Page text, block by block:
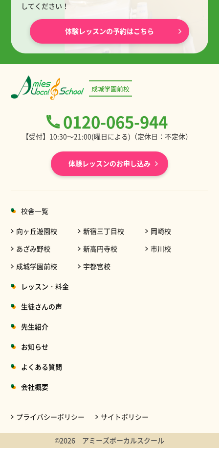
してください！
体験レッスンの予約はこちら
成城学園前校
0120-065-944
【受付】10:30～21:00(曜日による)（定休日：不定休）
体験レッスンのお申し込み
校舎一覧
向ヶ丘遊園校
あざみ野校
成城学園前校
新宿三丁目校
新高円寺校
宇都宮校
岡崎校
市川校
レッスン・料金
生徒さんの声
先生紹介
お知らせ
よくある質問
会社概要
プライバシーポリシー サイトポリシー
©2026 アミーズボーカルスクール